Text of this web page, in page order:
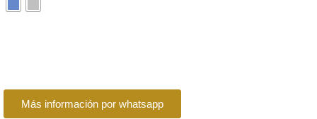
Más información por whatsapp